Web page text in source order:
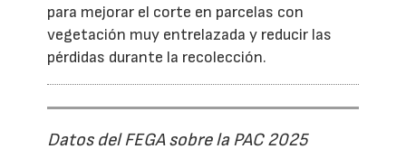
para mejorar el corte en parcelas con
vegetación muy entrelazada y reducir las
pérdidas durante la recolección.
Datos del FEGA sobre la PAC 2025